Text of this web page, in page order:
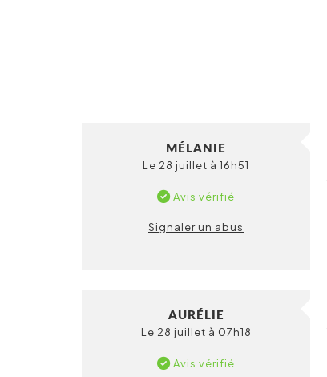
MÉLANIE
Le 28 juillet à 16h51
Avis vérifié
Signaler un abus
AURÉLIE
Le 28 juillet à 07h18
Avis vérifié